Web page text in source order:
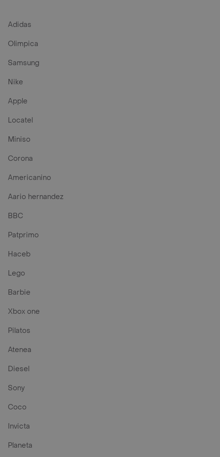
Adidas
Olimpica
Samsung
Nike
Apple
Locatel
Miniso
Corona
Americanino
Aario hernandez
BBC
Patprimo
Haceb
Lego
Barbie
Xbox one
Pilatos
Atenea
Diesel
Sony
Coco
Invicta
Planeta